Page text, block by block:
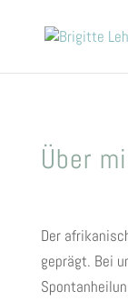
Über
Der
geprägt. Bei